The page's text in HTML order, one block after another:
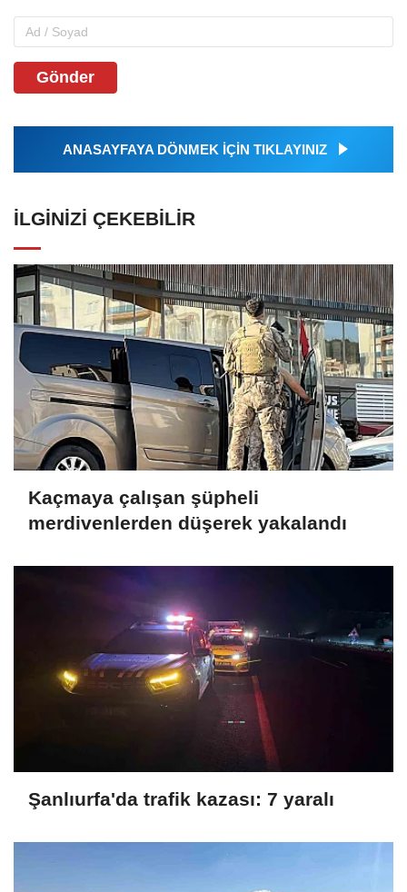
Gönder
ANASAYFAYA DÖNMEK İÇİN TIKLAYINIZ
İLGINIZI ÇEKEBILIR
Kaçmaya çalışan şüpheli
merdivenlerden düşerek yakalandı
Şanlıurfa'da trafik kazası: 7 yaralı